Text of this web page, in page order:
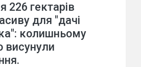
226 гектарів
для "дачі
колишньому
висунули